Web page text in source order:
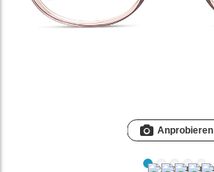
Anprobieren